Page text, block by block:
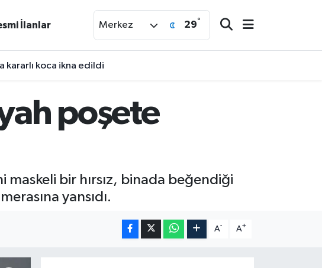
İlanlar Merkez 29°
kararlı koca ikna edildi
poşete
bir hırsız, binada beğendiği
yansıdı.
A- A+